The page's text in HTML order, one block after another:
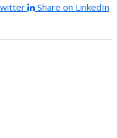
Share on LinkedIn